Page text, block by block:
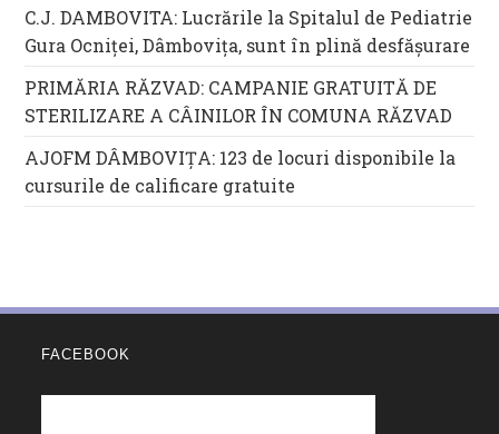
C.J. DAMBOVITA: Lucrările la Spitalul de Pediatrie
Gura Ocniței, Dâmbovița, sunt în plină desfășurare
PRIMĂRIA RĂZVAD: CAMPANIE GRATUITĂ DE
STERILIZARE A CÂINILOR ÎN COMUNA RĂZVAD
AJOFM DÂMBOVIȚA: 123 de locuri disponibile la
cursurile de calificare gratuite
FACEBOOK